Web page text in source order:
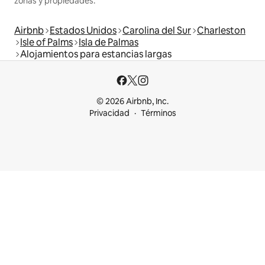
Airbnb Estados Unidos Carolina del Sur Charleston
Isle of Palms Isla de Palmas
Alojamientos para estancias largas
© 2026 Airbnb, Inc.
Privacidad
Términos